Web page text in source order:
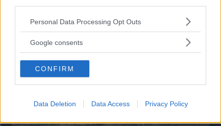
Please note that this website/app uses one or more Google
not limited to your visit or usage behaviour. You may click to
use your data for below specified purposes in below Google
consent section.
Personal Data Processing Opt Outs
Google consents
CONFIRM
Data Deletion Data Access Privacy Policy
Så står sig nya Toyota RAV4